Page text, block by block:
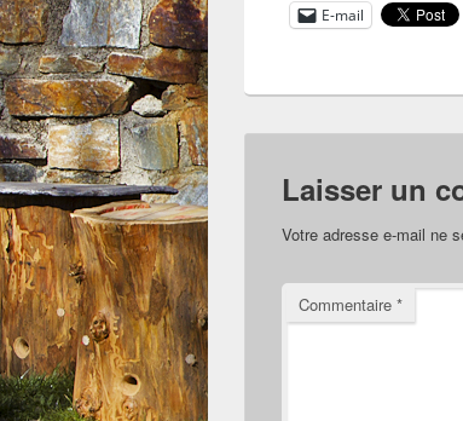
E-mail
Laisser un
Votre adresse e-mail ne
Commentaire *